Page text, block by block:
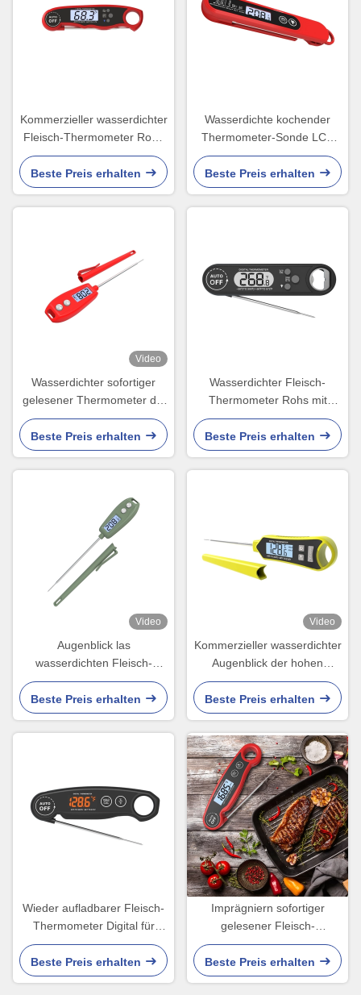
Kommerzieller wasserdichter
Fleisch-Thermometer Rohs
für Hühnerraucher LCD-
Hintergrundbeleuchtung
Beste Preis erhalten
Wasserdichte kochender
Thermometer-Sonde LCD
Digital zeigen 45x20x170mm
an
Beste Preis erhalten
Video
Wasserdichter sofortiger
gelesener Thermometer die
Türkei-Grill-im flüssigen
Süßigkeits-Küchen-Ofen
Beste Preis erhalten
Wasserdichter Fleisch-
Thermometer Rohs mit
Schnur in die Hühneröl-
Türkei-Ofen IP66
Beste Preis erhalten
Video
Augenblick las
wasserdichten Fleisch-
Thermometer Pen Body
Shape 221x31x15mm
Beste Preis erhalten
Video
Kommerzieller wasserdichter
Augenblick der hohen
Temperatur las Digital-
Taschen-Thermometer-Stift
Beste Preis erhalten
Wieder aufladbarer Fleisch-
Thermometer Digital für
große Lcd Anzeige Steak-
Wasser Temp-LED
Beste Preis erhalten
Imprägniern sofortiger
gelesener Fleisch-
Thermometer Digital
ultraschnelles mit
Hintergrundbeleuchtungs-
Beste Preis erhalten